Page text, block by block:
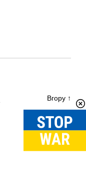
Вгору ↑